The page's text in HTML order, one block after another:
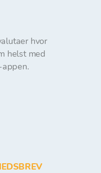
hvor
helst med